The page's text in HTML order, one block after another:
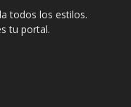
todos los estilos.
tu portal.